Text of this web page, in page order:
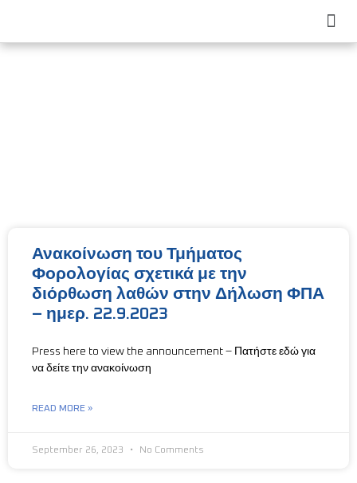
Ανακοίνωση του Τμήματος
Φορολογίας σχετικά με την
διόρθωση λαθών στην Δήλωση ΦΠΑ
– ημερ. 22.9.2023
Press here to view the announcement – Πατήστε εδώ για
να δείτε την ανακοίνωση
READ MORE »
September 26, 2023 No Comments